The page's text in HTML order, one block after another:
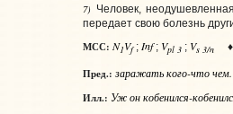
7) Человек,
передает свою болезнь
МСС: N1Vf;Inf;Vpl 3;Vs 3/n ♦
Пред.: заражатького-что чем.
Илл.: Уж он кобенился-